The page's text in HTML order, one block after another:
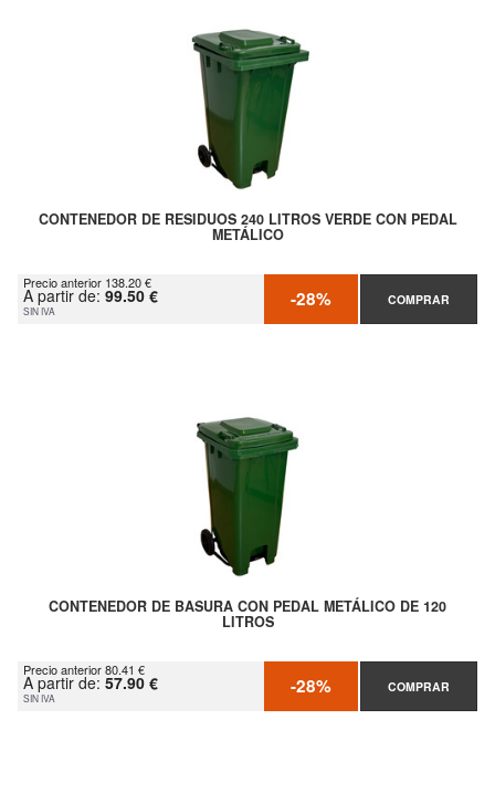
CONTENEDOR DE RESIDUOS 240 LITROS VERDE CON PEDAL
METÁLICO
Precio anterior 138.20 €
A partir de: 99.50 €
SIN IVA -28% COMPRAR
CONTENEDOR DE BASURA CON PEDAL METÁLICO DE 120
LITROS
Precio anterior 80.41 €
A partir de: 57.90 €
SIN IVA -28% COMPRAR